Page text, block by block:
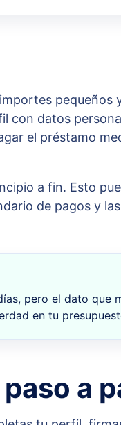
pequeños
con datos
el préstamo
a fin. Esto
de pagos y
pero el dato que
en tu
a